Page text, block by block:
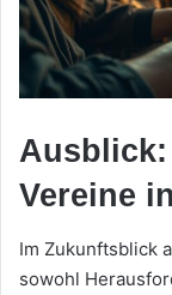
Vereine
Im Zukunftsblick
sowohl